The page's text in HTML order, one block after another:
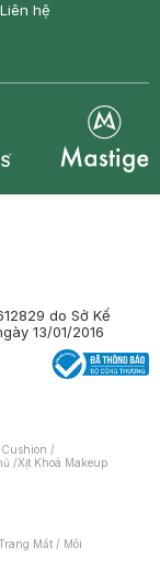
Liên hệ
do Sở Kế
13/01/2016
/
/Xịt Khoá Makeup
Mắt / Môi